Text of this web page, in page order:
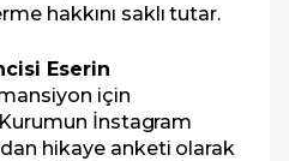
hakkını saklı tutar.
Eserin
için
İnstagram
hikaye anketi olarak